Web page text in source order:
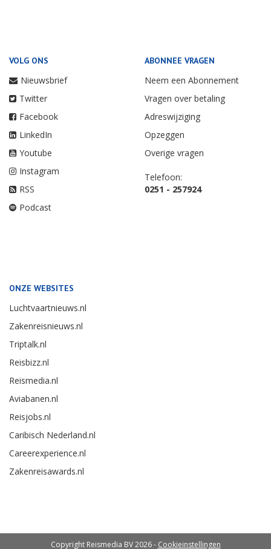
VOLG ONS
Nieuwsbrief
Twitter
Facebook
LinkedIn
Youtube
Instagram
RSS
Podcast
ABONNEE VRAGEN
Neem een Abonnement
Vragen over betaling
Adreswijziging
Opzeggen
Overige vragen
Telefoon:
0251 - 257924
ONZE WEBSITES
Luchtvaartnieuws.nl
Zakenreisnieuws.nl
Triptalk.nl
Reisbizz.nl
Reismedia.nl
Aviabanen.nl
Reisjobs.nl
Caribisch Nederland.nl
Careerexperience.nl
Zakenreisawards.nl
Copyright Reismedia BV 2026 - Cookieinstellingen